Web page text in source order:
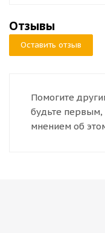
Отзывы
Оставить отзыв
Помогите
будьте первым,
мнением об